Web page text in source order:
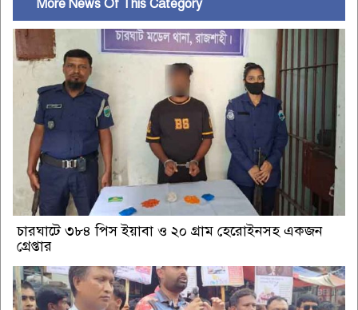
More News Of This Category
চারঘাটে ৩৮৪ পিস ইয়াবা ও ২০ গ্রাম হেরোইনসহ একজন
গ্রেপ্তার